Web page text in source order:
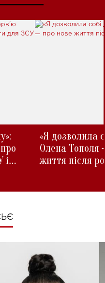
і
«Я дозволила
Олена Тополя
життя після